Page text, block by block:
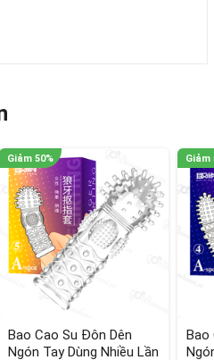
Bao Cao Su Đôn Dên
Ngón Tay Dùng Nhiều Lần
Bao